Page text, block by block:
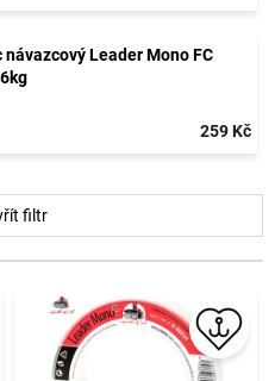
Leader Mono FC
259 Kč
filtr